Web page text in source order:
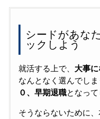
シードがあな
ックしよう
就活する上で、 大事
なんとなく選んでし
０、早期退職となって
そうならないために